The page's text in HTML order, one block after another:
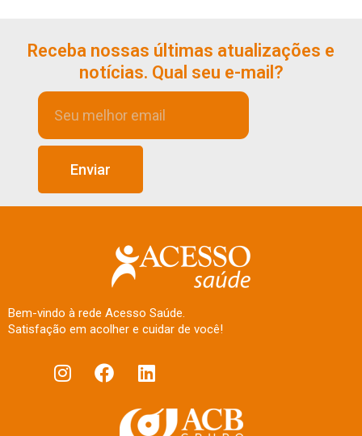
Receba nossas últimas atualizações e
notícias. Qual seu e-mail?
Enviar
Bem-vindo à rede Acesso Saúde.
Satisfação em acolher e cuidar de você!